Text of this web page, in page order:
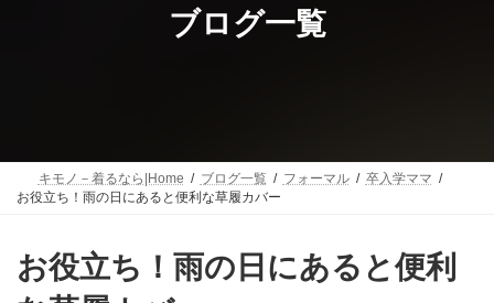
ブログ一覧
キモノ－着るなら|Home ブログ一覧 フォーマル
卒入学ママ
お役立ち！雨の日にあると便利な草履カバー
お役立ち！雨の日にあると便利